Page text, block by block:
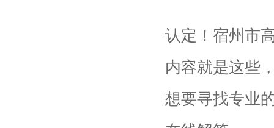
认定！宿州市
内容就是这些
想要寻找专业